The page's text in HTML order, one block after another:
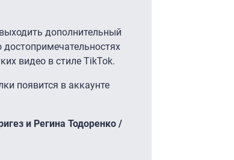
дополнительный
видео в стиле TikTok.
появится в аккаунте
и Регина Тодоренко /